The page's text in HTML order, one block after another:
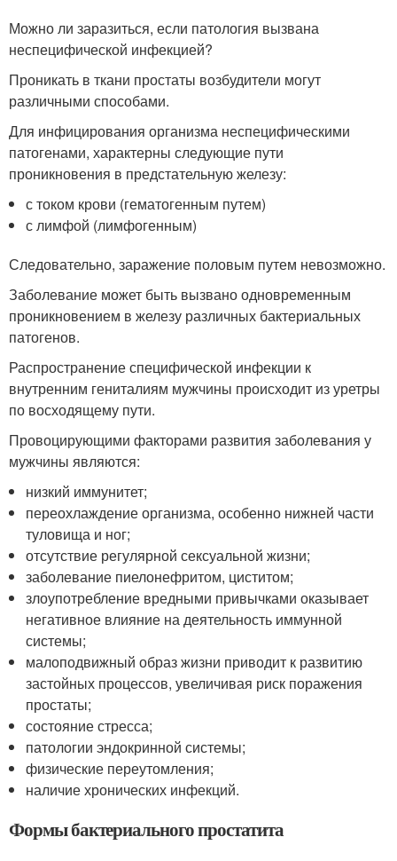
Можно ли заразиться, если патология вызвана
неспецифической инфекцией?
Проникать в ткани простаты возбудители могут
различными способами.
Для инфицирования организма неспецифическими
патогенами, характерны следующие пути
проникновения в предстательную железу:
с током крови (гематогенным путем)
с лимфой (лимфогенным)
Следовательно, заражение половым путем невозможно.
Заболевание может быть вызвано одновременным
проникновением в железу различных бактериальных
патогенов.
Распространение специфической инфекции к
внутренним гениталиям мужчины происходит из уретры
по восходящему пути.
Провоцирующими факторами развития заболевания у
мужчины являются:
низкий иммунитет;
переохлаждение организма, особенно нижней части
туловища и ног;
отсутствие регулярной сексуальной жизни;
заболевание пиелонефритом, циститом;
злоупотребление вредными привычками оказывает
негативное влияние на деятельность иммунной
системы;
малоподвижный образ жизни приводит к развитию
застойных процессов, увеличивая риск поражения
простаты;
состояние стресса;
патологии эндокринной системы;
физические переутомления;
наличие хронических инфекций.
Формы бактериального простатита